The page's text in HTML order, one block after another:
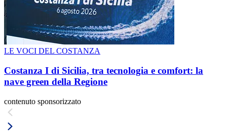
LE VOCI DEL COSTANZA
Costanza I di Sicilia, tra tecnologia e comfort: la
nave green della Regione
contenuto sponsorizzato